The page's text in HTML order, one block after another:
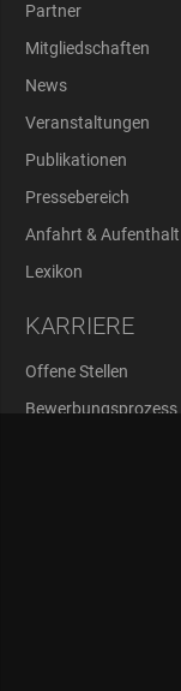
Partner
Mitgliedschaften
News
Veranstaltungen
Publikationen
Pressebereich
Anfahrt & Aufenthalt
Lexikon
KARRIERE
Offene Stellen
Bewerbungsprozess